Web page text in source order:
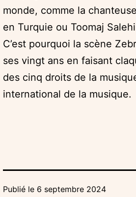
monde, comme la
en Turquie ou Toomaj
C’est pourquoi la scène
ses vingt ans en faisant
des cinq droits de la
international de la musique.
Publié le 6 septembre 2024